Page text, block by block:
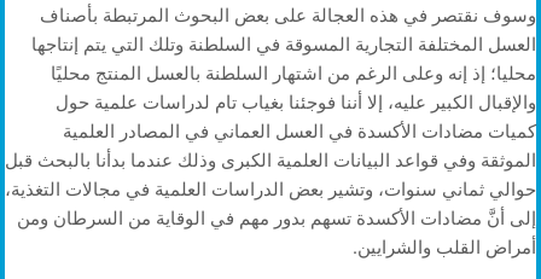
وسوف نقتصر في هذه العجالة على بعض البحوث المرتبطة بأصناف
العسل المختلفة التجارية المسوقة في السلطنة وتلك التي يتم إنتاجها
محليا؛ إذ إنه وعلى الرغم من اشتهار السلطنة بالعسل المنتج محليًا
والإقبال الكبير عليه، إلا أننا فوجئنا بغياب تام لدراسات علمية حول
كميات مضادات الأكسدة في العسل العماني في المصادر العلمية
الموثقة وفي قواعد البيانات العلمية الكبرى وذلك عندما بدأنا بالبحث قبل
حوالي ثماني سنوات، وتشير بعض الدراسات العلمية في مجالات التغذية،
إلى أنَّ مضادات الأكسدة تسهم بدور مهم في الوقاية من السرطان ومن
أمراض القلب والشرايين.